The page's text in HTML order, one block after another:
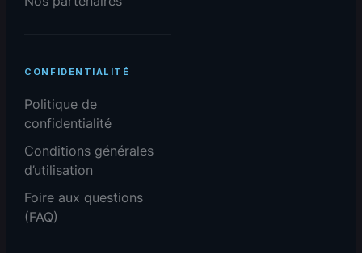
CONFIDENTIALITÉ
Politique de
confidentialité
Conditions générales
d’utilisation
Foire aux questions
(FAQ)